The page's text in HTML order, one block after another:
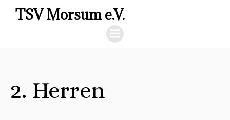
TSV Morsum e.V.
2. Herren